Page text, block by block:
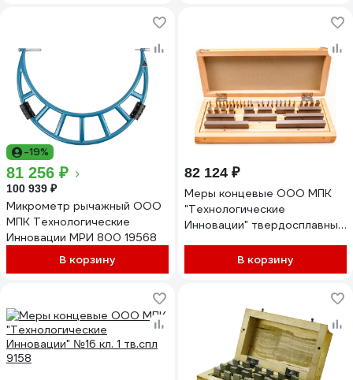
-19%
81 256 ₽
100 939 ₽
Микрометр рычажный ООО
МПК Технологические
Инновации МРИ 800 19568
В корзину
82 124 ₽
Меры концевые ООО МПК
"Технологические
Инновации" твердосплавные
В корзину